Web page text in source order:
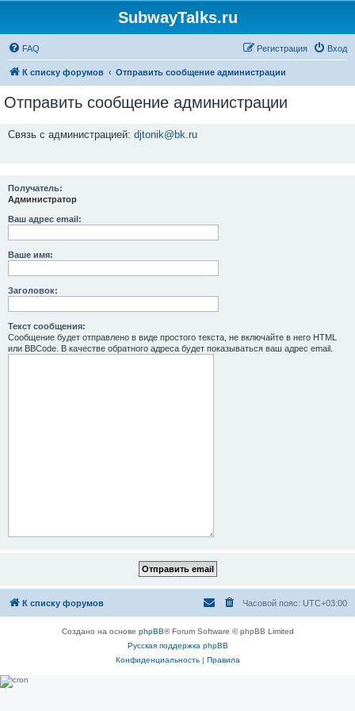
SubwayTalks.ru
FAQ Вход
Регистрация
К списку форумов Отправить сообщение администрации
Отправить сообщение администрации
Связь с администрацией: djtonik@bk.ru
Получатель:
Администратор
Ваш адрес email:
Ваше имя:
Заголовок:
Текст сообщения:
Сообщение будет отправлено в виде простого текста, не включайте в него HTML
или BBCode. В качестве обратного адреса будет показываться ваш адрес email.
К списку форумов Часовой пояс: UTC+03:00
Создано на основе phpBB® Forum Software © phpBB Limited
Русская поддержка phpBB
Конфиденциальность| Правила